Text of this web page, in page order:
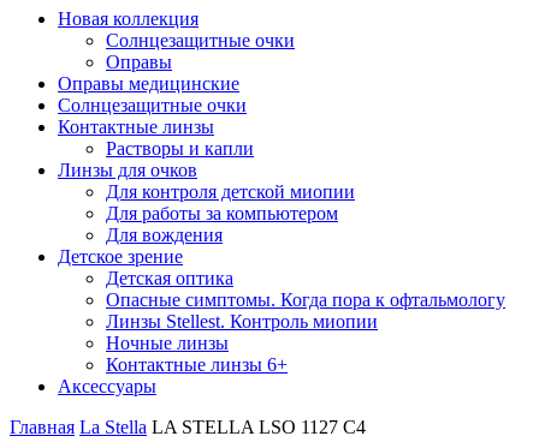
Новая коллекция
Солнцезащитные очки
Оправы
Оправы медицинские
Солнцезащитные очки
Контактные линзы
Растворы и капли
Линзы для очков
Для контроля детской миопии
Для работы за компьютером
Для вождения
Детское зрение
Детская оптика
Опасные симптомы. Когда пора к офтальмологу
Линзы Stellest. Контроль миопии
Ночные линзы
Контактные линзы 6+
Аксессуары
Главная La Stella LA STELLA LSO 1127 C4